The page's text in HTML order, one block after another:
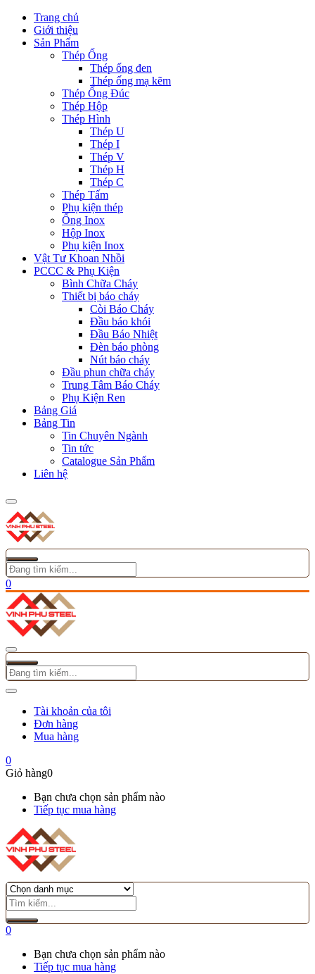
Trang chủ
Giới thiệu
Sản Phẩm
Thép Ống
Thép ống đen
Thép ống mạ kẽm
Thép Ống Đúc
Thép Hộp
Thép Hình
Thép U
Thép I
Thép V
Thép H
Thép C
Thép Tấm
Phụ kiện thép
Ống Inox
Hộp Inox
Phụ kiện Inox
Vật Tư Khoan Nhồi
PCCC & Phụ Kiện
Bình Chữa Cháy
Thiết bị báo cháy
Còi Báo Cháy
Đầu báo khói
Đầu Báo Nhiệt
Đèn báo phòng
Nút báo cháy
Đầu phun chữa cháy
Trung Tâm Báo Cháy
Phụ Kiện Ren
Bảng Giá
Bảng Tin
Tin Chuyên Ngành
Tin tức
Catalogue Sản Phẩm
Liên hệ
0
Tài khoản của tôi
Đơn hàng
Mua hàng
0
Giỏ hàng0
Bạn chưa chọn sản phẩm nào
Tiếp tục mua hàng
0
Bạn chưa chọn sản phẩm nào
Tiếp tục mua hàng